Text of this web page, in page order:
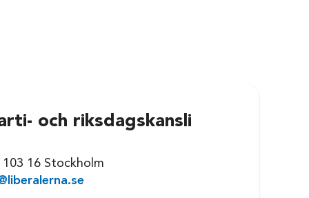
och riksdagskansli
16 Stockholm